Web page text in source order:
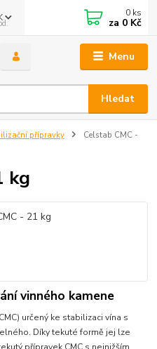
Menu
Hledat
0 ks
za 0 Kč
přípravky
Celstab CMC -
kg
vinného kamene
určený ke stabilizaci vína s
Díky tekuté formě jej lze
přípravek CMC s nejnižším